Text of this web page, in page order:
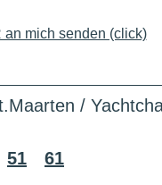
an mich senden (click)
/
51 61